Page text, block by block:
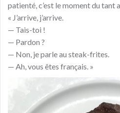
patienté, c’est le moment du
« J’arrive, j’arrive.
— Tais-toi !
— Pardon ?
— Non, je parle au steak-frites.
— Ah, vous êtes français. »